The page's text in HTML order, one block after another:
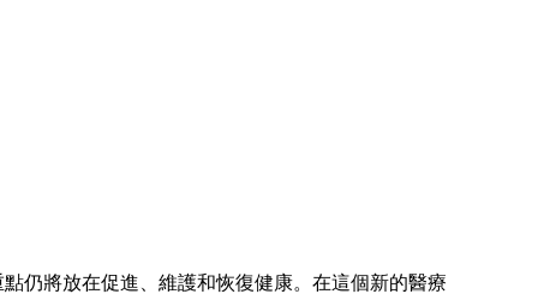
將放在促進、維護和恢復健康。在這個新的醫療